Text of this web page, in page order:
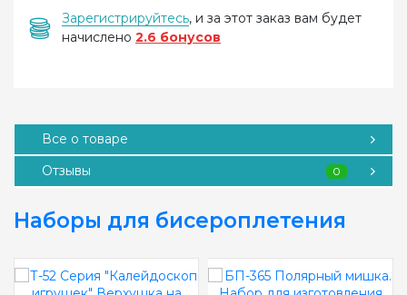
Зарегистрируйтесь, и за этот заказ вам будет
начислено 2.6 бонусов
Все о товаре
Отзывы
0
Наборы для бисероплетения